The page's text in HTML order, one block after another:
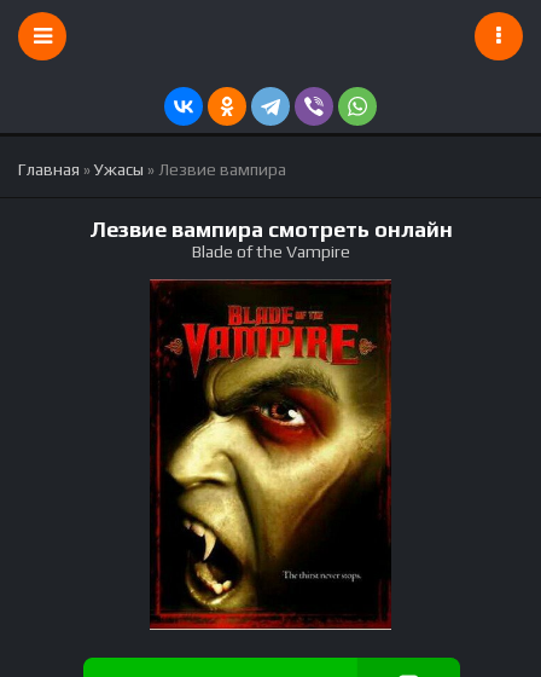
Главная »Ужасы » Лезвие вампира
Лезвие вампира смотреть онлайн
Blade of the Vampire